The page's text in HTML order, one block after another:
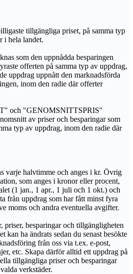
tillgängliga priset, på samma typ
i hela landet.
som den uppnådda besparingen
offerten på samma typ av uppdrag,
uppdrag uppnått den marknadsförda
inom den radie där offerter
och "GENOMSNITTSPRIS"
av priser och besparingar som
typ av uppdrag, inom den radie där
varje halvtimme och anges i kr. Övrig
som anges i kronor eller procent,
(1 jan., 1 apr., 1 juli och 1 okt.) och
från uppdrag som har fått minst fyra
moms och andra eventuella avgifter.
priser, besparingar och tillgängligheten
kan ha ändrats sedan du senast besökte
från oss via t.ex. e-post,
etc. Skapa därför alltid ett uppdrag på
tillgängliga priser och besparingar
verkstäder.